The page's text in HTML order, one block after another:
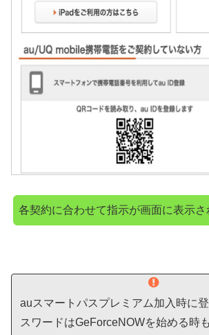
各契約に合わせて指示が画面に表示さ
auスマートパスプレミアム加入時に
スワードはGeForceNOWを始める時